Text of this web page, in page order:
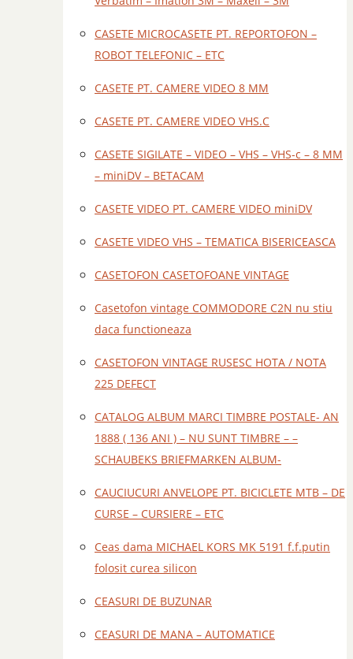
CASETE MICROCASETE PT. REPORTOFON –
ROBOT TELEFONIC – ETC
CASETE PT. CAMERE VIDEO 8 MM
CASETE PT. CAMERE VIDEO VHS.C
CASETE SIGILATE – VIDEO – VHS – VHS-c – 8 MM
– miniDV – BETACAM
CASETE VIDEO PT. CAMERE VIDEO miniDV
CASETE VIDEO VHS – TEMATICA BISERICEASCA
CASETOFON CASETOFOANE VINTAGE
Casetofon vintage COMMODORE C2N nu stiu
daca functioneaza
CASETOFON VINTAGE RUSESC HOTA / NOTA
225 DEFECT
CATALOG ALBUM MARCI TIMBRE POSTALE- AN
1888 ( 136 ANI ) – NU SUNT TIMBRE – –
SCHAUBEKS BRIEFMARKEN ALBUM-
CAUCIUCURI ANVELOPE PT. BICICLETE MTB – DE
CURSE – CURSIERE – ETC
Ceas dama MICHAEL KORS MK 5191 f.f.putin
folosit curea silicon
CEASURI DE BUZUNAR
CEASURI DE MANA – AUTOMATICE